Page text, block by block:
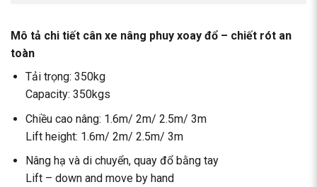
Mô tả chi tiết cân xe nâng phuy xoay đổ – chiết rót an
toàn
Tải trọng: 350kg
Capacity: 350kgs
Chiều cao nâng: 1.6m/ 2m/ 2.5m/ 3m
Lift height: 1.6m/ 2m/ 2.5m/ 3m
Nâng hạ và di chuyển, quay đổ bằng tay
Lift – down and move by hand